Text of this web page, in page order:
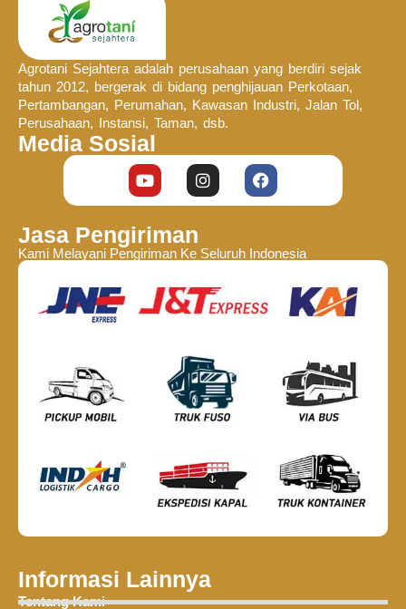
Agrotani Sejahtera adalah perusahaan yang berdiri sejak
tahun 2012, bergerak di bidang penghijauan Perkotaan,
Pertambangan, Perumahan, Kawasan Industri, Jalan Tol,
Perusahaan, Instansi, Taman, dsb.
Media Sosial
Jasa Pengiriman
Kami Melayani Pengiriman Ke Seluruh Indonesia
Informasi Lainnya
Tentang Kami